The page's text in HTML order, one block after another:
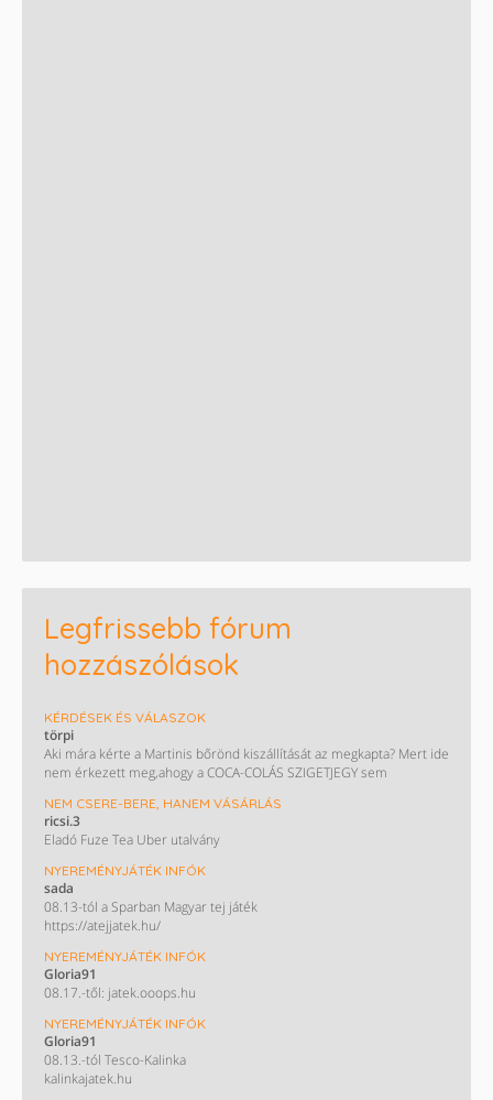
Legfrissebb fórum
hozzászólások
KÉRDÉSEK ÉS VÁLASZOK
törpi
Aki mára kérte a Martinis bőrönd kiszállítását az megkapta? Mert ide
nem érkezett meg,ahogy a COCA-COLÁS SZIGETJEGY sem
NEM CSERE-BERE, HANEM VÁSÁRLÁS
ricsi.3
Eladó Fuze Tea Uber utalvány
NYEREMÉNYJÁTÉK INFÓK
sada
08.13-tól a Sparban Magyar tej játék
https://atejjatek.hu/
NYEREMÉNYJÁTÉK INFÓK
Gloria91
08.17.-től: jatek.ooops.hu
NYEREMÉNYJÁTÉK INFÓK
Gloria91
08.13.-tól Tesco-Kalinka
kalinkajatek.hu